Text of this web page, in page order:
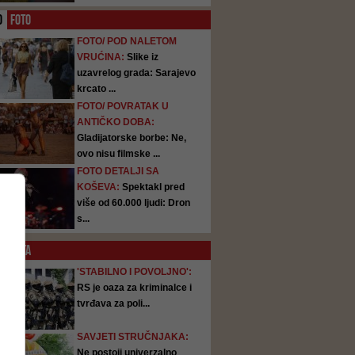
FOTO
FOTO/ POD NALETOM
VRUĆINA: Slike iz
uzavrelog grada: Sarajevo
krcato ...
FOTO/ POVRATAK U
ANTIČKO DOBA:
Gladijatorske borbe: Ne,
ovo nisu filmske ...
FOTO DETALJI SA
KOŠEVA: Spektakl pred
više od 60.000 ljudi: Dron
s...
SATA
'STABILNO I POVOLJNO':
RS je oaza za kriminalce i
tvrđava za poli...
SAVJETI STRUČNJAKA:
Ne postoji univerzalno